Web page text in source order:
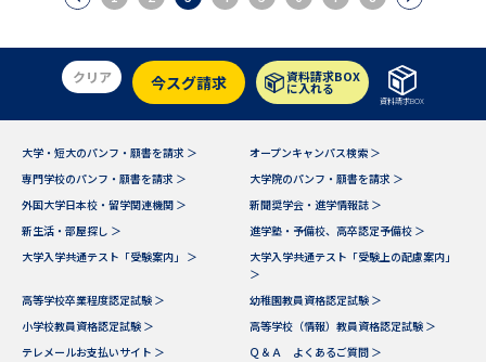
クリア 今スグ請求 資料請求BOX
に入れる
資料請求BOX
大学・短大のパンフ・願書を請求 ＞
オープンキャンパス検索 ＞
専門学校のパンフ・願書を請求 ＞
大学院のパンフ・願書を請求 ＞
外国大学日本校・留学関連機関 ＞
新聞奨学会・進学情報誌 ＞
新生活・部屋探し ＞
進学塾・予備校、高卒認定予備校 ＞
大学入学共通テスト「受験案内」 ＞
大学入学共通テスト「受験上の配慮案内」
＞
高等学校卒業程度認定試験 ＞
幼稚園教員資格認定試験 ＞
小学校教員資格認定試験 ＞
高等学校（情報）教員資格認定試験 ＞
テレメールお支払いサイト ＞
Ｑ＆Ａ よくあるご質問 ＞